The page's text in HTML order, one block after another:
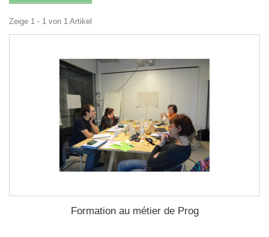
Zeige 1 - 1 von 1 Artikel
Formation au métier de Prog